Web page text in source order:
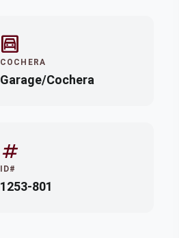
garage
COCHERA
Garage/Cochera
tag
ID#
1253-801